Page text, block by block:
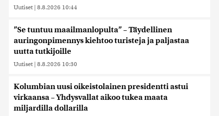
Uutiset | 8.8.2026 10:44
”Se tuntuu maailmanlopulta” – Täydellinen
auringonpimennys kiehtoo turisteja ja paljastaa
uutta tutkijoille
Uutiset | 8.8.2026 10:30
Kolumbian uusi oikeistolainen presidentti astui
virkaansa – Yhdysvallat aikoo tukea maata
miljardilla dollarilla